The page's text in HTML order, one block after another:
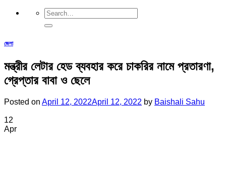
জেলা
মন্ত্রীর লেটার হেড ব্যবহার করে চাকরির নামে প্রতারণা,
গ্রেপ্তার বাবা ও ছেলে
Posted on April 12, 2022April 12, 2022 by Baishali Sahu
12
Apr